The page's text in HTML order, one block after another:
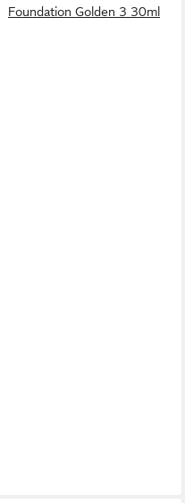
Foundation Golden 3 30ml